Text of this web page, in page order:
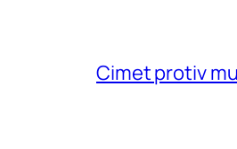
Cimet protiv